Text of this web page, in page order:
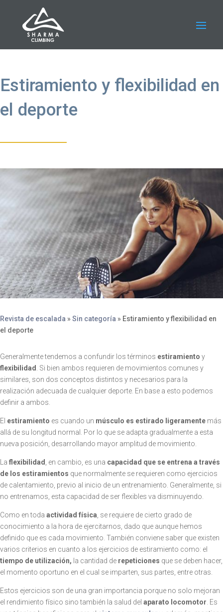
Estiramiento y flexibilidad en
el deporte
Revista de escalada » Sin categoría » Estiramiento y flexibilidad en
el deporte
Generalmente tendemos a confundir los términos estiramiento y
flexibilidad
. Si bien ambos requieren de movimientos comunes y
similares, son dos conceptos distintos y necesarios para la
realización adecuada de cualquier deporte. En base a esto podemos
definir a ambos.
El estiramiento es cuando un músculo es estirado ligeramente más
allá de su longitud normal. Por lo que se adapta gradualmente a esta
nueva posición, desarrollando mayor amplitud de movimiento.
La flexibilidad , en cambio, es una capacidad que se entrena a través
de los estiramientos que normalmente se requieren como ejercicios
de calentamiento, previo al inicio de un entrenamiento. Generalmente, si
no entrenamos, esta capacidad de ser flexibles va disminuyendo.
Como en toda actividad física , se requiere de cierto grado de
conocimiento a la hora de ejercitarnos, dado que aunque hemos
definido que es cada movimiento. También conviene saber que existen
varios criterios en cuanto a los ejercicios de estiramiento como: el
tiempo de utilización, la cantidad de repeticiones que se deben hacer,
el momento oportuno en el cual se imparten, sus partes, entre otras.
Estos ejercicios son de una gran importancia porque no solo mejoran
el rendimiento físico sino también la salud del aparato locomotor . Es